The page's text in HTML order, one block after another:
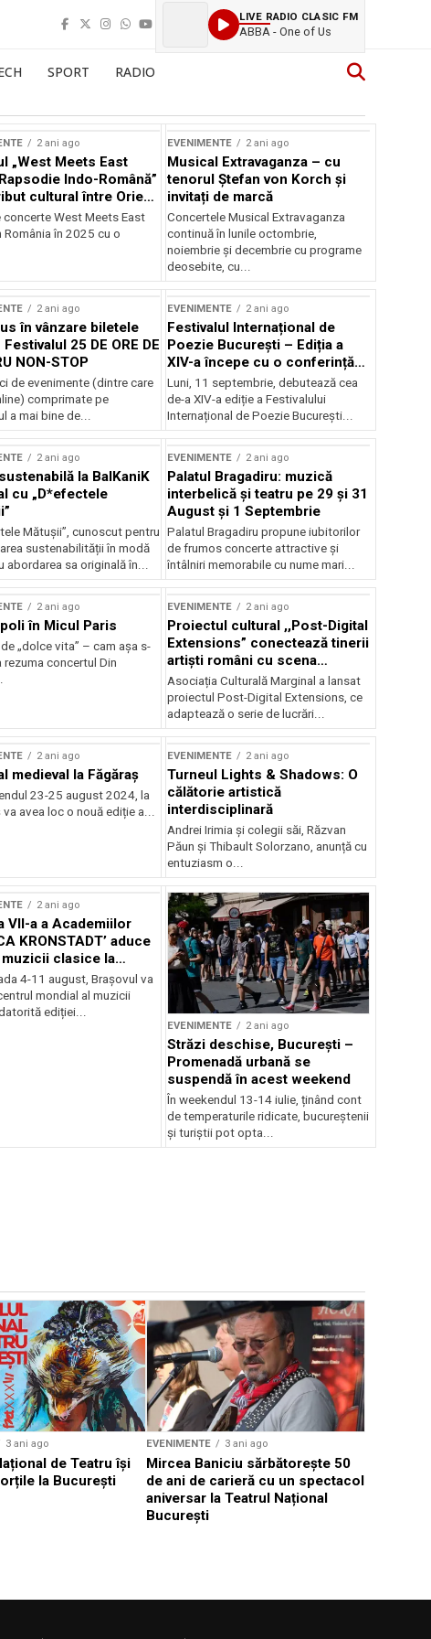
LIVE RADIO CLASIC FM
ABBA - One of Us
SPORT RADIO
2 ani ago
„West Meets East
Indo-Română”
cultural între Orient
concerte West Meets East
România în 2025 cu o
EVENIMENTE 2 ani ago
Musical Extravaganza – cu
tenorul Ștefan von Korch și
invitați de marcă
Concertele Musical Extravaganza
continuă în lunile octombrie,
noiembrie şi decembrie cu programe
deosebite, cu...
2 ani ago
în vânzare biletele
25 DE ORE DE
NON-STOP
de evenimente (dintre care
comprimate pe
a mai bine de...
EVENIMENTE 2 ani ago
Festivalul Internațional de
Poezie București – Ediția a
XIV-a începe cu o conferință
despre limba română
susținută de Marco Lucchesi
Luni, 11 septembrie, debutează cea
de-a XIV-a ediție a Festivalului
Internațional de Poezie București...
2 ani ago
la BalKaniK
cu „D*efectele
Mătușii”, cunoscut pentru
sustenabilității în modă
abordarea sa originală în...
EVENIMENTE 2 ani ago
Palatul Bragadiru: muzică
interbelică şi teatru pe 29 şi 31
August şi 1 Septembrie
Palatul Bragadiru propune iubitorilor
de frumos concerte attractive şi
întâlniri memorabile cu nume mari...
2 ani ago
în Micul Paris
„dolce vita” – cam așa s-
rezuma concertul Din
EVENIMENTE 2 ani ago
Proiectul cultural ,,Post-Digital
Extensions” conectează tinerii
artiști români cu scena
internațională
Asociația Culturală Marginal a lansat
proiectul Post-Digital Extensions, ce
adaptează o serie de lucrări...
2 ani ago
medieval la Făgăraș
23-25 august 2024, la
va avea loc o nouă ediție a...
EVENIMENTE 2 ani ago
Turneul Lights & Shadows: O
călătorie artistică
interdisciplinară
Andrei Irimia și colegii săi, Răzvan
Păun și Thibault Solorzano, anunță cu
entuziasm o...
2 ani ago
VII-a a Academiilor
KRONSTADT’ aduce
clasice la
4-11 august, Brașovul va
mondial al muzicii
ediției...
EVENIMENTE 2 ani ago
Străzi deschise, București –
Promenadă urbană se
suspendă în acest weekend
În weekendul 13-14 iulie, ținând cont
de temperaturile ridicate, bucureștenii
și turiștii pot opta...
3 ani ago
de Teatru își
la București
EVENIMENTE 3 ani ago
Mircea Baniciu sărbătorește 50
de ani de carieră cu un spectacol
aniversar la Teatrul Național
București